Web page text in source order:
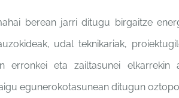
berean jarri ditugu birgaitze
udal teknikariak,
erronkeieta zailtasunei elkarrekin
egunerokotasunean ditugun